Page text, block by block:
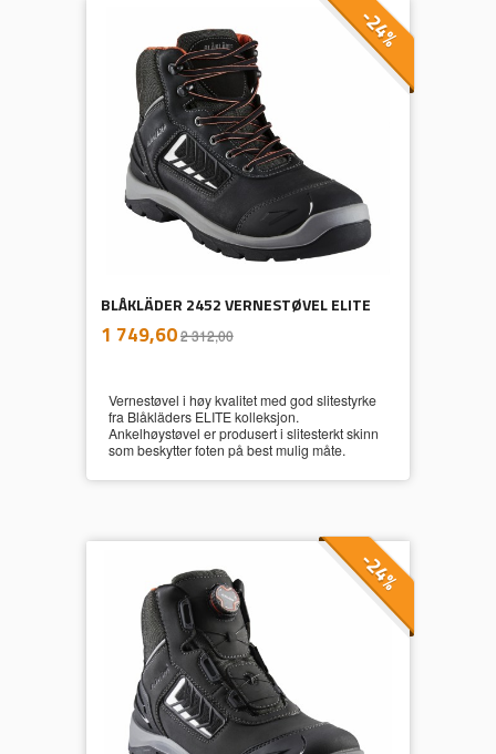
BLÅKLÄDER 2452 VERNESTØVEL ELITE
Tilbud
1 749,602 312,00
-24%
mva.
Vernestøvel i høy kvalitet med god slitestyrke
fra Blåkläders ELITE kolleksjon.
Ankelhøystøvel er produsert i slitesterkt skinn
som beskytter foten på best mulig måte.
-24%